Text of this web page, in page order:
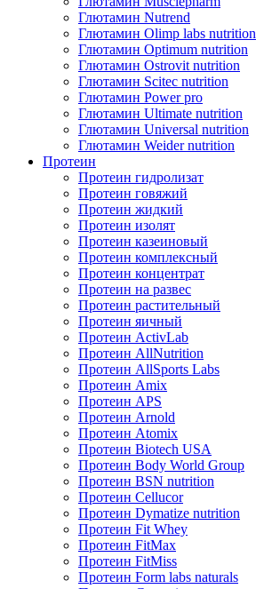
Глютамин Nutrend
Глютамин Olimp labs nutrition
Глютамин Optimum nutrition
Глютамин Ostrovit nutrition
Глютамин Scitec nutrition
Глютамин Power pro
Глютамин Ultimate nutrition
Глютамин Universal nutrition
Глютамин Weider nutrition
Протеин
Протеин гидролизат
Протеин говяжий
Протеин жидкий
Протеин изолят
Протеин казеиновый
Протеин комплексный
Протеин концентрат
Протеин на развес
Протеин растительный
Протеин яичный
Протеин ActivLab
Протеин AllNutrition
Протеин AllSports Labs
Протеин Amix
Протеин APS
Протеин Arnold
Протеин Atomix
Протеин Biotech USA
Протеин Body World Group
Протеин BSN nutrition
Протеин Cellucor
Протеин Dymatize nutrition
Протеин Fit Whey
Протеин FitMax
Протеин FitMiss
Протеин Form labs naturals